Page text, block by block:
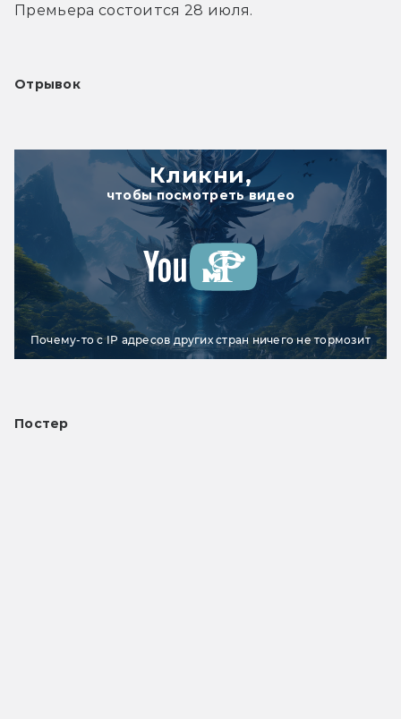
Премьера состоится 28 июля.
Отрывок
Кликни,
чтобы посмотреть видео
Почему-то с IP адресов других стран ничего не тормозит
Постер